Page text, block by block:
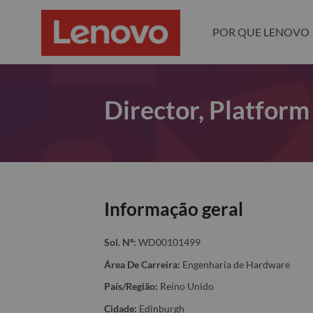
POR QUE LENOVO
Director, Platform
Informação geral
Sol. Nº: WD00101499
Área De Carreira: Engenharia de Hardware
País/Região: Reino Unido
Cidade: Edinburgh